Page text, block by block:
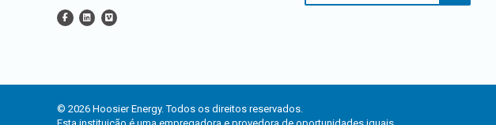
© 2026 Hoosier Energy. Todos os direitos reservados.